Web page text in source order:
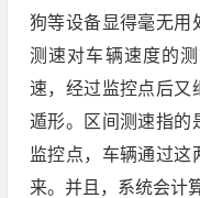
狗等设备显得毫无用
测速对车辆速度的
速，经过监控点后又
遁形。区间测速指的
监控点，车辆通过这
来。并且，系统会计